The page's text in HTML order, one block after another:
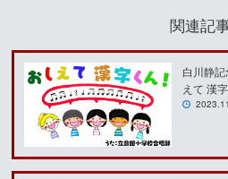
関連記
白川静
えて 漢